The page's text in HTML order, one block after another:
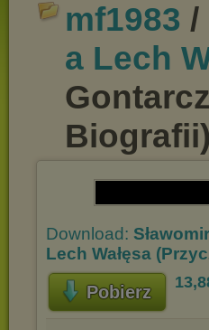
mf1983 /
a Lech
Download:
Lech Wałęsa
Pobierz